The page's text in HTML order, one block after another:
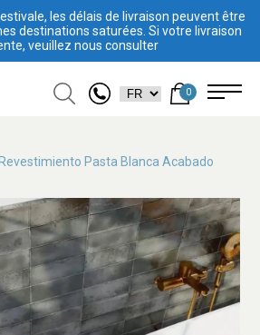
les délais de livraison peuvent être
destinations saturées. Si votre livraison
veuillez nous consulter
0
Pasta Blanca Acabado